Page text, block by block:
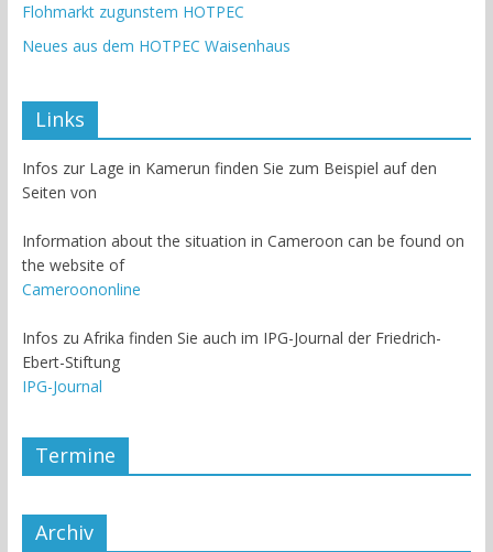
Flohmarkt zugunstem HOTPEC
Neues aus dem HOTPEC Waisenhaus
Links
Infos zur Lage in Kamerun finden Sie zum Beispiel auf den
Seiten von
Information about the situation in Cameroon can be found on
the website of
Cameroononline
Infos zu Afrika finden Sie auch im IPG-Journal der Friedrich-
Ebert-Stiftung
IPG-Journal
Termine
Archiv